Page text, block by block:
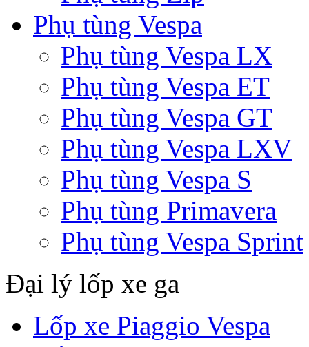
Phụ tùng Vespa
Phụ tùng Vespa LX
Phụ tùng Vespa ET
Phụ tùng Vespa GT
Phụ tùng Vespa LXV
Phụ tùng Vespa S
Phụ tùng Primavera
Phụ tùng Vespa Sprint
Đại lý lốp xe ga
Lốp xe Piaggio Vespa